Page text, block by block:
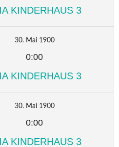
KINDERHAUS 3
30. Mai 1900
0:00
KINDERHAUS 3
30. Mai 1900
0:00
KINDERHAUS 3